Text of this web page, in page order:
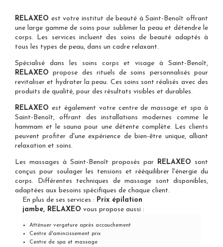
RELAXEO est votre institut de beauté à Saint-Benoît offrant
une large gamme de soins pour sublimer la peau et détendre le
corps. Les services incluent des soins de beauté adaptés à
tous les types de peau, dans un cadre relaxant.
Spécialisé dans les soins corps et visage à Saint-Benoît,
RELAXEO propose des rituels de soins personnalisés pour
revitaliser et hydrater la peau. Ces soins sont réalisés avec des
produits de qualité, pour des résultats visibles et durables.
RELAXEO est également votre centre de massage et spa à
Saint-Benoît, offrant des installations modernes comme le
hammam et le sauna pour une détente complète. Les clients
peuvent profiter d'une expérience de bien-être unique, alliant
relaxation et soins.
Les massages à Saint-Benoît proposés par RELAXEO sont
conçus pour soulager les tensions et rééquilibrer l'énergie du
corps. Différentes techniques de massage sont disponibles,
adaptées aux besoins spécifiques de chaque client.
En plus de ses services : Prix épilation
jambe, RELAXEO vous propose aussi :
Atténuer vergeture après accouchement
Centre d'amincissement prix
Centre de spa et massage